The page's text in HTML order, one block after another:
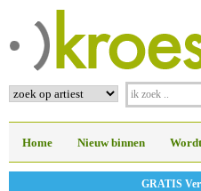
Home Nieuw binnen
GRATIS